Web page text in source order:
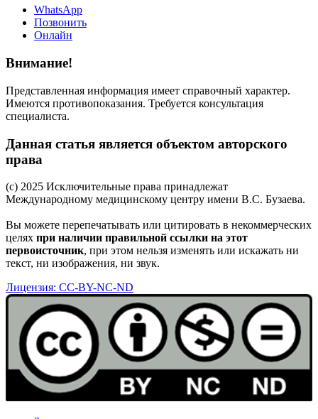
WhatsApp
Позвонить
Онлайн
Внимание!
Представленная информация имеет справочный характер.
Имеются противопоказания. Требуется консультация
специалиста.
Данная статья является объектом авторского
права
(c) 2025 Исключительные права принадлежат
Международному медицинскому центру имени В.С. Бузаева.
Вы можете перепечатывать или цитировать в некоммерческих
целях при наличии правильной ссылки на этот
первоисточник, при этом нельзя изменять или искажать ни
текст, ни изображения, ни звук.
Лицензия: CC-BY-NC-ND